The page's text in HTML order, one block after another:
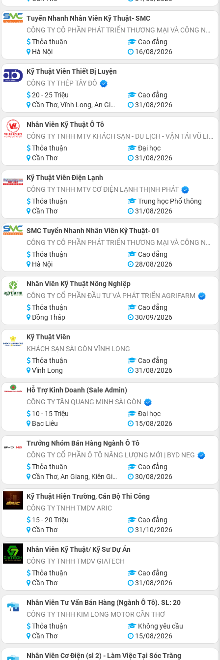
Tuyển Nhanh Nhân Viên Kỹ Thuật- SMC
CÔNG TY CÔ PHẦN PHÁT TRIỂN THƯƠNG MẠI VÀ CÔNG NGHỆ SMC ENGINEERING
Thỏa thuận
Cao đẳng
Hà Nội
16/08/2026
Kỹ Thuật Viên Thiết Bị Luyện
CÔNG TY THÉP TÂY ĐÔ
20 - 25 Triệu
Cao đẳng
Cần Thơ, Vĩnh Long, An Giang
31/08/2026
Nhân Viên Kỹ Thuật Ô Tô
CÔNG TY TNHH MTV KHÁCH SẠN - DU LỊCH - VẬN TẢI VŨ LINH
Thỏa thuận
Đại học
Cần Thơ
31/08/2026
Kỹ Thuật Viên Điện Lạnh
CÔNG TY TNHH MTV CƠ ĐIỆN LẠNH THỊNH PHÁT
Thỏa thuận
Trung học Phổ thông
Cần Thơ
31/08/2026
SMC Tuyển Nhanh Nhân Viên Kỹ Thuật- 01
CÔNG TY CÔ PHẦN PHÁT TRIỂN THƯƠNG MẠI VÀ CÔNG NGHỆ SMC ENGINEERING
Thỏa thuận
Cao đẳng
Hà Nội
28/08/2026
Nhân Viên Kỹ Thuật Nông Nghiệp
CÔNG TY CỔ PHẦN ĐẦU TƯ VÀ PHÁT TRIỂN AGRIFARM
Thỏa thuận
Cao đẳng
Đồng Tháp
30/09/2026
Kỹ Thuật Viên
KHÁCH SẠN SÀI GÒN VĨNH LONG
Thỏa thuận
Cao đẳng
Vĩnh Long
31/08/2026
Hỗ Trợ Kinh Doanh (Sale Admin)
CÔNG TY TÂN QUANG MINH SÀI GÒN
10 - 15 Triệu
Đại học
Bạc Liêu
15/08/2026
Trưởng Nhóm Bán Hàng Ngành Ô Tô
CÔNG TY CỔ PHẦN Ô TÔ NĂNG LƯỢNG MỚI | BYD NEG
Thỏa thuận
Cao đẳng
Cần Thơ, An Giang, Kiên Giang, Tiền Giang
30/08/2026
Kỹ Thuật Hiện Trường, Cán Bộ Thi Công
CÔNG TY TNHH TMDV ARIC
15 - 20 Triệu
Cao đẳng
Cần Thơ
31/10/2026
Nhân Viên Kỹ Thuật/ Kỹ Sư Dự Án
CÔNG TY TNHH TMDV GIATECH
Thỏa thuận
Cao đẳng
Cần Thơ
31/08/2026
Nhân Viên Tư Vấn Bán Hàng (Ngành Ô Tô). SL: 20
CÔNG TY TNHH KIM LONG MOTOR CẦN THƠ
Thỏa thuận
Không yêu cầu
Cần Thơ
15/08/2026
Nhân Viên Cơ Điện (sl 2) - Làm Việc Tại Sóc Trăng